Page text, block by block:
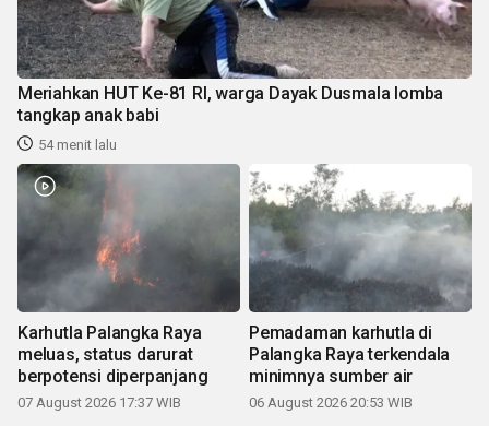
Meriahkan HUT Ke-81 RI, warga Dayak Dusmala lomba
tangkap anak babi
54 menit lalu
Karhutla Palangka Raya
meluas, status darurat
berpotensi diperpanjang
07 August 2026 17:37 WIB
Pemadaman karhutla di
Palangka Raya terkendala
minimnya sumber air
06 August 2026 20:53 WIB